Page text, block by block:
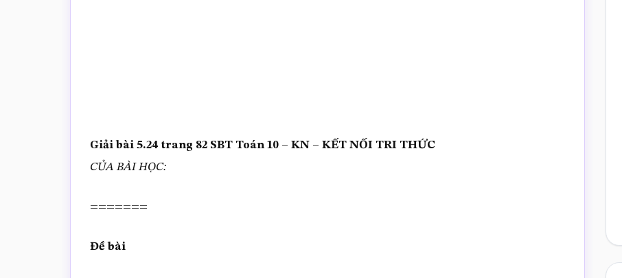
Giải bài 5.24 trang 82 SBT Toán 10 – KN – KẾT NỐI TRI THỨC
CỦA BÀI HỌC:
=======
Đề bài